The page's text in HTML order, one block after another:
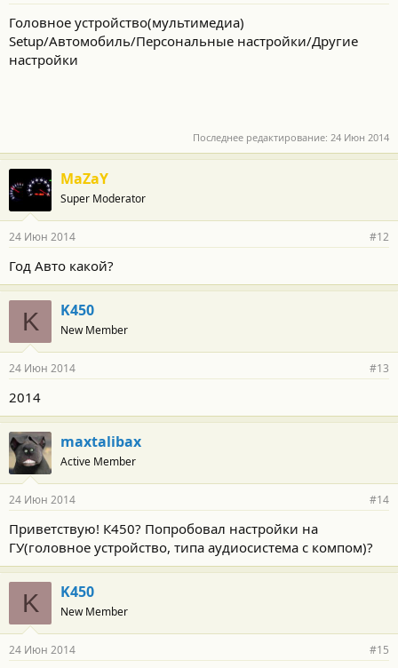
Головное устройство(мультимедиа)
Setup/Автомобиль/Персональные настройки/Другие
настройки
Последнее редактирование: 24 Июн 2014
MaZaY
Super Moderator
24 Июн 2014 #12
Год Авто какой?
K K450
New Member
24 Июн 2014 #13
2014
maxtalibax
Active Member
24 Июн 2014 #14
Приветствую! К450? Попробовал настройки на
ГУ(головное устройство, типа аудиосистема с компом)?
K K450
New Member
24 Июн 2014 #15